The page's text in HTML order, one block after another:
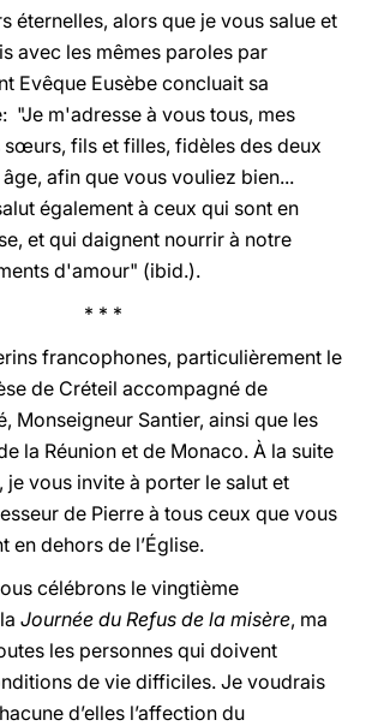
éternelles, alors que je vous salue et
avec les mêmes paroles par
Evêque Eusèbe concluait sa
"Je m'adresse à vous tous, mes
sœurs, fils et filles, fidèles des deux
afin que vous vouliez bien...
également à ceux qui sont en
et qui daignent nourrir à notre
d'amour" (ibid.).
* * *
francophones, particulièrement le
de Créteil accompagné de
Monseigneur Santier, ainsi que les
la Réunion et de Monaco. À la suite
je vous invite à porter le salut et
de Pierre à tous ceux que vous
en dehors de l’Église.
célébrons le vingtième
Journée du Refus de la misère, ma
les personnes qui doivent
de vie difficiles. Je voudrais
d’elles l’affection du